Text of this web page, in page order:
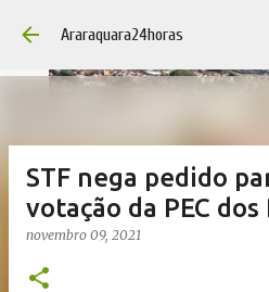
Araraquara24horas
STF nega pedido
votação da PEC
novembro 09, 2021